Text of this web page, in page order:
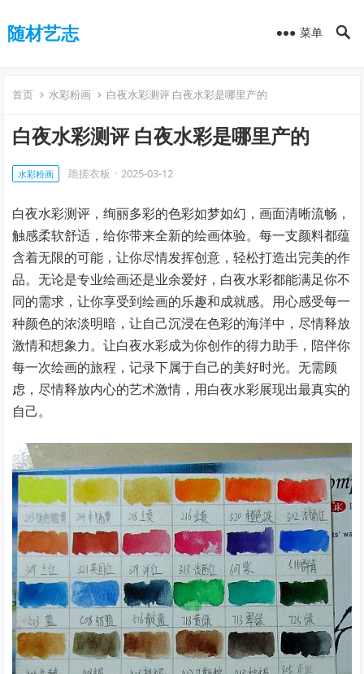
随材艺志 菜单
首页 水彩粉画 白夜水彩测评 白夜水彩是哪里产的
白夜水彩测评 白夜水彩是哪里产的
水彩粉画 跪搓衣板 · 2025-03-12
白夜水彩测评，绚丽多彩的色彩如梦如幻，画面清晰流畅，
触感柔软舒适，给你带来全新的绘画体验。每一支颜料都蕴
含着无限的可能，让你尽情发挥创意，轻松打造出完美的作
品。无论是专业绘画还是业余爱好，白夜水彩都能满足你不
同的需求，让你享受到绘画的乐趣和成就感。用心感受每一
种颜色的浓淡明暗，让自己沉浸在色彩的海洋中，尽情释放
激情和想象力。让白夜水彩成为你创作的得力助手，陪伴你
每一次绘画的旅程，记录下属于自己的美好时光。无需顾
虑，尽情释放内心的艺术激情，用白夜水彩展现出最真实的
自己。